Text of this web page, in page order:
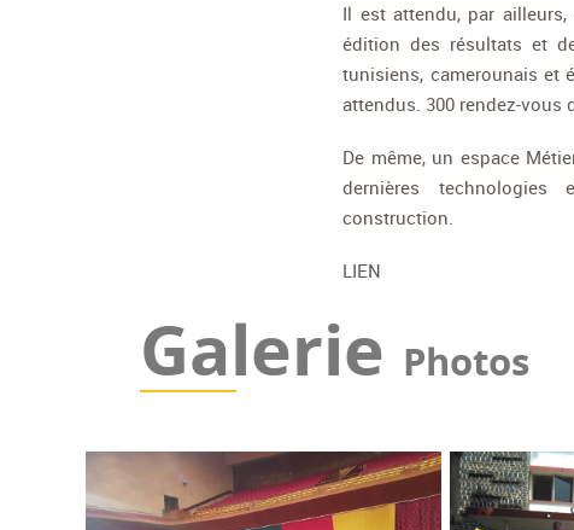
Il est attendu, par
édition des résultats et
tunisiens, camerounais et
attendus. 300 rendez-vous
De même, un espace
dernières
construction.
LIEN
Galerie Photos